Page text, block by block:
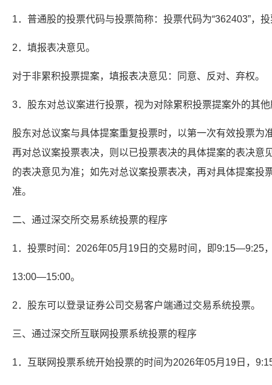
1．普通股的投票代码与投票简称：投票代码为“362403”，投
2．填报表决意见。
对于非累积投票提案，填报表决意见：同意、反对、弃权。
3．股东对总议案进行投票，视为对除累积投票提案外的其
股东对总议案与具体提案重复投票时，以第一次有效投票为
再对总议案投票表决，则以已投票表决的具体提案的表决意
的表决意见为准；如先对总议案投票表决，再对具体提案投
准。
二、通过深交所交易系统投票的程序
1．投票时间：2026年05月19日的交易时间，即9:15—9:25
13:00—15:00。
2．股东可以登录证券公司交易客户端通过交易系统投票。
三、通过深交所互联网投票系统投票的程序
1．互联网投票系统开始投票的时间为2026年05月19日，